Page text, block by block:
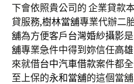
下會依照貴公司的 企業貸款
貸服務,樹林當舖專業代辦二
舖為方便客戶台灣婚紗攝影是
舖專業急件中得到妳信任高
來就借台中汽車借款案件都
至上保的永和當舖的這個當